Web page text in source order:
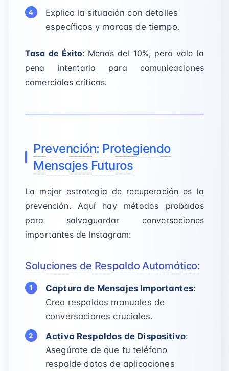
Explica la situación con detalles
específicos y marcas de tiempo.
Tasa de Éxito: Menos del 10%, pero vale la
pena intentarlo para comunicaciones
comerciales críticas.
Prevención: Protegiendo
Mensajes Futuros
La mejor estrategia de recuperación es la
prevención. Aquí hay métodos probados
para salvaguardar conversaciones
importantes de Instagram:
Soluciones de Respaldo Automático:
Captura de Mensajes Importantes:
Crea respaldos manuales de
conversaciones cruciales.
Activa Respaldos de Dispositivo:
Asegúrate de que tu teléfono
respalde datos de aplicaciones